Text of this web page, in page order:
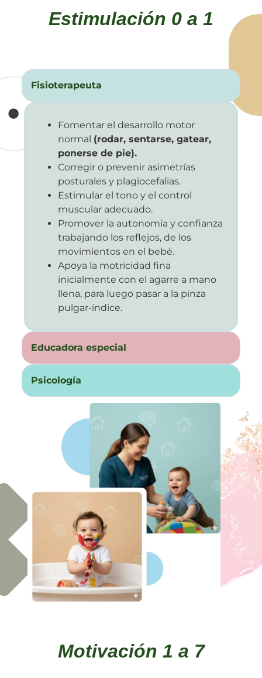
Estimulación 0 a 1
Fisioterapeuta
Fomentar el desarrollo motor
normal (rodar, sentarse, gatear,
ponerse de pie).
Corregir o prevenir asimetrías
posturales y plagiocefalias.
Estimular el tono y el control
muscular adecuado.
Promover la autonomía y confianza
trabajando los reflejos, de los
movimientos en el bebé.
Apoya la motricidad fina
inicialmente con el agarre a mano
llena, para luego pasar a la pinza
pulgar-índice.
Educadora especial
Psicología
Motivación 1 a 7